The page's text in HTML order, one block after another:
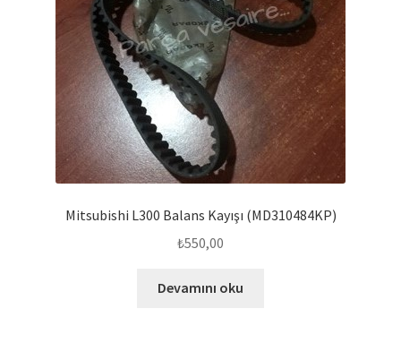
Mitsubishi L300 Balans Kayışı (MD310484KP)
₺550,00
Devamını oku